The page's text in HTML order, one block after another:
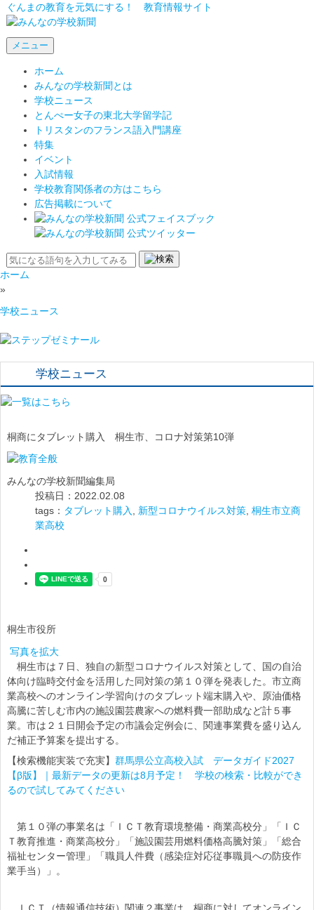
ぐんまの教育を元気にする！ 教育情報サイト
メニュー
ホーム
みんなの学校新聞とは
学校ニュース
とんぺー女子の東北大学留学記
トリスタンのフランス語入門講座
特集
イベント
入試情報
学校教育関係者の方はこちら
広告掲載について
ホーム
»
学校ニュース
学校ニュース
桐商にタブレット購入 桐生市、コロナ対策第10弾
みんなの学校新聞編集局
投稿日：2022.02.08
tags： タブレット購入 新型コロナウイルス対策 桐生市立商
業高校
桐生市役所
写真を拡大
桐生市は７日、独自の新型コロナウイルス対策として、国の自治
体向け臨時交付金を活用した同対策の第１０弾を発表した。市立商
業高校へのオンライン学習向けのタブレット端末購入や、原油価格
高騰に苦しむ市内の施設園芸農家への燃料費一部助成など計５事
業。市は２１日開会予定の市議会定例会に、関連事業費を盛り込ん
だ補正予算案を提出する。
【検索機能実装で充実】 群馬県公立高校入試 データガイド2027
【β版】｜最新データの更新は8月予定！ 学校の検索・比較ができ
るので試してみてください
第１０弾の事業名は「ＩＣＴ教育環境整備・商業高校分」「ＩＣ
Ｔ教育推進・商業高校分」「施設園芸用燃料価格高騰対策」「総合
福祉センター管理」「職員人件費（感染症対応従事職員への防疫作
業手当）」。
ＩＣＴ（情報通信技術）関連２事業は、桐商に対してオンライン